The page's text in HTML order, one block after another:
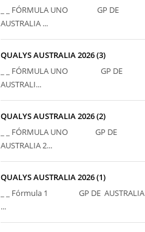
_ _ FÓRMULA UNO GP DE
AUSTRALIA ...
QUALYS AUSTRALIA 2026 (3)
_ _ FÓRMULA UNO GP DE
AUSTRALI...
QUALYS AUSTRALIA 2026 (2)
_ _ FÓRMULA UNO GP DE
AUSTRALIA 2...
QUALYS AUSTRALIA 2026 (1)
_ _ Fórmula 1 GP DE AUSTRALIA
...